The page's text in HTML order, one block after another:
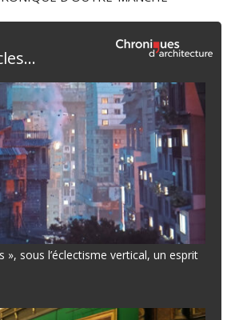
», sous l’éclectisme vertical, un esprit